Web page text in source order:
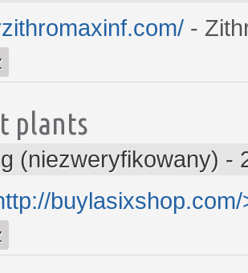
-
plants
(niezweryfikowany) -